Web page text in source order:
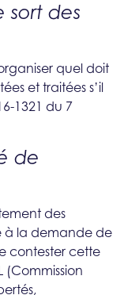
sort des
quel doit
et traitées s’il
1321 du 7
de
des
à la demande de
contester cette
(Commission